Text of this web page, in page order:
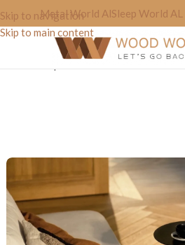
Skip to navigation
Skip to main content
Metal World AlSleep World AL